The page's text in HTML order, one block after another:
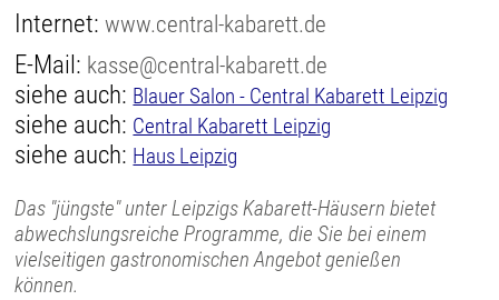
Internet:www.central-kabarett.de
E-Mail: kasse@central-kabarett.de
siehe auch: Blauer Salon - Central Kabarett Leipzig
siehe auch: Central Kabarett Leipzig
siehe auch: Haus Leipzig
Das "jüngste" unter Leipzigs Kabarett-Häusern bietet
abwechslungsreiche Programme, die Sie bei einem
vielseitigen gastronomischen Angebot genießen
können.